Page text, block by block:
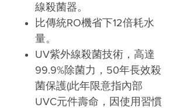
線殺菌器。
比傳統RO機省下12倍耗水
量。
UV紫外線殺菌技術，高達
99.9%除菌力，50年長效殺
菌保護(此年限意指內部
UVC元件壽命，因使用習慣